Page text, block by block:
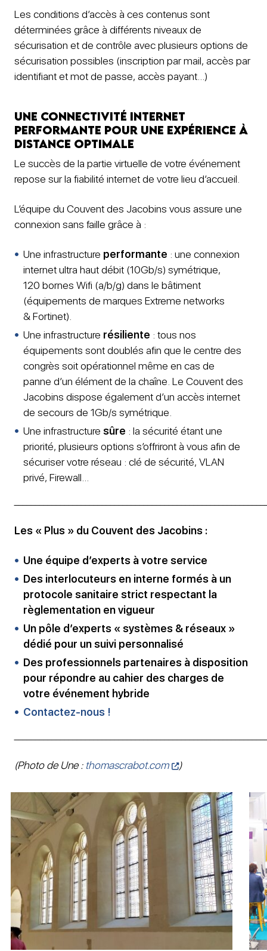
Les conditions d’accès à ces contenus sont
déterminées grâce à différents niveaux de
sécurisation et de contrôle avec plusieurs options de
sécurisation possibles (inscription par mail, accès par
identifiant et mot de passe, accès payant…)
Une connectivité internet
performante pour une expérience à
distance optimale
Le succès de la partie virtuelle de votre événement
repose sur la fiabilité internetde votre lieu d’accueil. ​
L’équipe du Couvent des Jacobins vous assure une
connexion sans faille grâce à :
​Une infrastructure performante : une connexion
internet ultra haut débit (10Gb/s) symétrique,
120 bornes Wifi (a/b/g) dans le bâtiment
(équipements de marques Extreme networks
& Fortinet).
Une infrastructure résiliente : tous nos
équipements sont doublés afin que le centre des
congrès soit opérationnel même en cas de
panne d’un élément de la chaîne. Le Couvent des
Jacobins dispose également d’un accès internet
de secours de 1Gb/s symétrique. ​
Une infrastructure sûre : la sécurité étant une
priorité, plusieurs options s’offriront à vous afin de
sécuriser votre réseau : clé de sécurité, VLAN
privé, Firewall​…
Les « Plus » du Couvent des Jacobins :
Une équipe d’experts à votre service
Des interlocuteurs en interne formés à un
protocole sanitaire strict respectant la
règlementation en vigueur
Un pôle d’experts « systèmes & réseaux »
dédié pour un suivi personnalisé
Des professionnels partenaires à disposition
pour répondre au cahier des charges de
votre événement hybride
Contactez-nous !
(Photo de Une : thomascrabot.com )